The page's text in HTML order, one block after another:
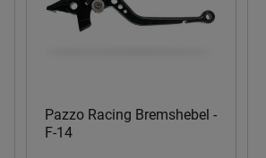
Pazzo Racing Bremshebel -
F-14